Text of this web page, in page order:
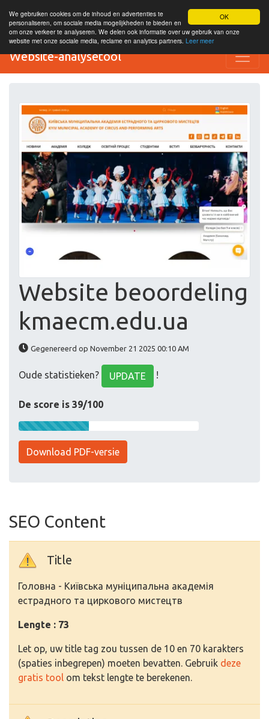
OK
We gebruiken cookies om de inhoud en advertenties te
personaliseren, om sociale media mogelijkheden te bieden en
om onze verkeer te analyseren. We delen ook informatie over uw gebruik van onze
website met onze sociale media, reclame en analytics partners. Leer meer
Website-analysetool
Website beoordeling
kmaecm.edu.ua
Gegenereerd op November 21 2025 00:10 AM
Oude statistieken? UPDATE !
De score is 39/100
Download PDF-versie
SEO Content
Title
Головна - Київська муніципальна академія
естрадного та циркового мистецтв
Lengte : 73
Let op, uw title tag zou tussen de 10 en 70 karakters
(spaties inbegrepen) moeten bevatten. Gebruik deze
gratis tool om tekst lengte te berekenen.